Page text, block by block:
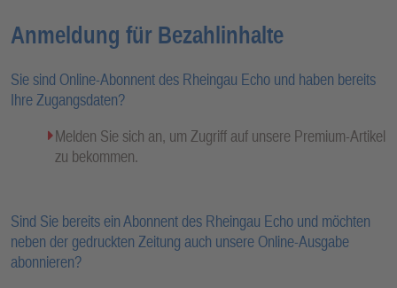
Anmeldung für Bezahlinhalte
Sie sind Online-Abonnent des Rheingau Echo und haben bereits
Ihre Zugangsdaten?
Melden Sie sich an, um Zugriff auf unsere Premium-Artikel
zu bekommen.
Sind Sie bereits ein Abonnent des Rheingau Echo und möchten
neben der gedruckten Zeitung auch unsere Online-Ausgabe
abonnieren?